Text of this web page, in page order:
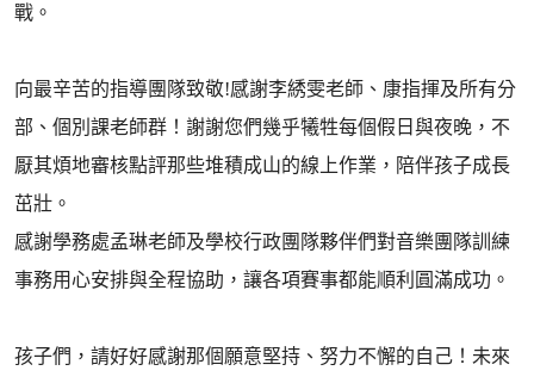
戰。
向最辛苦的指導團隊致敬!感謝李綉雯老師、康指揮及所有分
部、個別課老師群！謝謝您們幾乎犧牲每個假日與夜晚，不
厭其煩地審核點評那些堆積成山的線上作業，陪伴孩子成長
茁壯。
感謝學務處孟琳老師及學校行政團隊夥伴們對音樂團隊訓練
事務用心安排與全程協助，讓各項賽事都能順利圓滿成功。
孩子們，請好好感謝那個願意堅持、努力不懈的自己！未來